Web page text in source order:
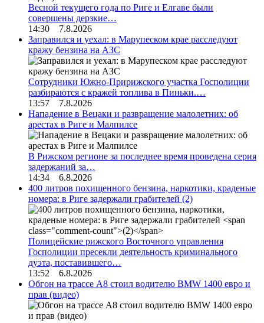
Весной текущего года по Риге и Елгаве были
совершены дерзкие…
14:30 7.8.2026
Заправился и уехал: в Марупеском крае расследуют
кражу бензина на АЗС
Сотрудники Южно-Пририжского участка Госполиции
разбираются с кражей топлива в Пиньки.…
13:57 7.8.2026
Нападение в Вецаки и развращение малолетних: об
арестах в Риге и Малпилсе
В Рижском регионе за последнее время проведена серия
задержаний за…
14:34 6.8.2026
400 литров похищенного бензина, наркотики, краденые
номера: в Риге задержали грабителей (2)
Полицейские рижского Восточного управления
Госполиции пресекли деятельность криминального
дуэта, поставившего…
13:52 6.8.2026
Обгон на трассе А8 стоил водителю BMW 1400 евро и
прав (видео)